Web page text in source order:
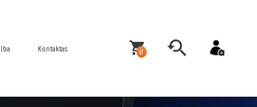
Kontaktas 0